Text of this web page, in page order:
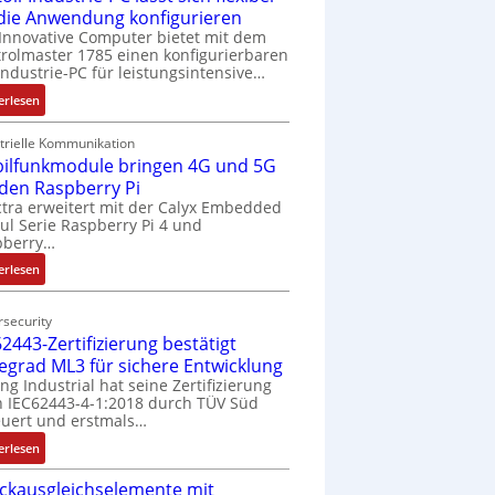
Anwendung konfigurieren
Computer bietet mit dem
1785 einen konfigurierbaren
PC für leistungsintensive…
:
1
9
-
Z
o
l
l
-
I
d
u
s
t
r
i
e
Kommunikation
bringen 4G und 5G
Raspberry Pi
erweitert mit der Calyx Embedded
Serie Raspberry Pi 4 und
:
M
b
i
l
f
u
n
k
Zertifizierung bestätigt
ML3 für sichere Entwicklung
Industrial hat seine Zertifizierung
IEC62443-4-1:2018 durch TÜV Süd
und erstmals…
:
I
E
mit